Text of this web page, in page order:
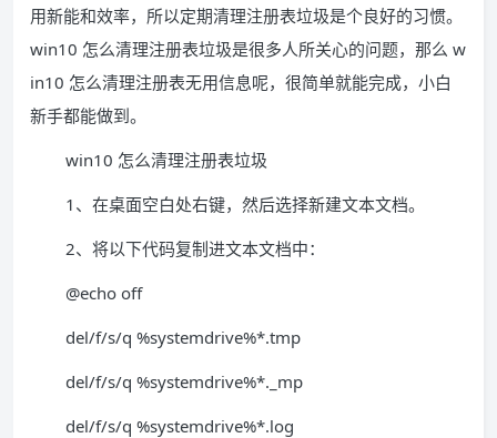
用新能和效率，所以定期清理注册表垃圾是个良好的习惯。
win10 怎么清理注册表垃圾是很多人所关心的问题，那么 w
in10 怎么清理注册表无用信息呢，很简单就能完成，小白
新手都能做到。
win10 怎么清理注册表垃圾
1、在桌面空白处右键，然后选择新建文本文档。
2、将以下代码复制进文本文档中：
@echo off
del/f/s/q %systemdrive%*.tmp
del/f/s/q %systemdrive%*._mp
del/f/s/q %systemdrive%*.log